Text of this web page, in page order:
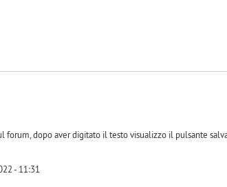
forum, dopo aver digitato il testo visualizzo il pulsante
- 11:31